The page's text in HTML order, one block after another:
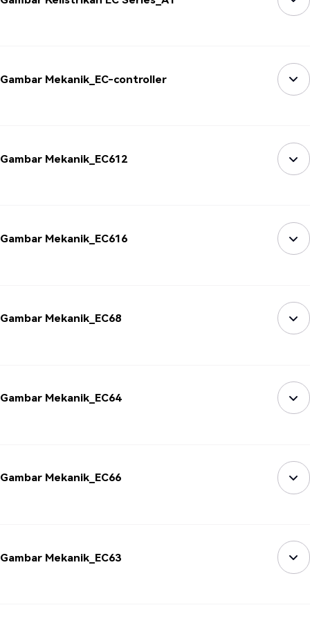
Gambar Mekanik_EC-controller
Gambar Mekanik_EC612
Gambar Mekanik_EC616
Gambar Mekanik_EC68
Gambar Mekanik_EC64
Gambar Mekanik_EC66
Gambar Mekanik_EC63